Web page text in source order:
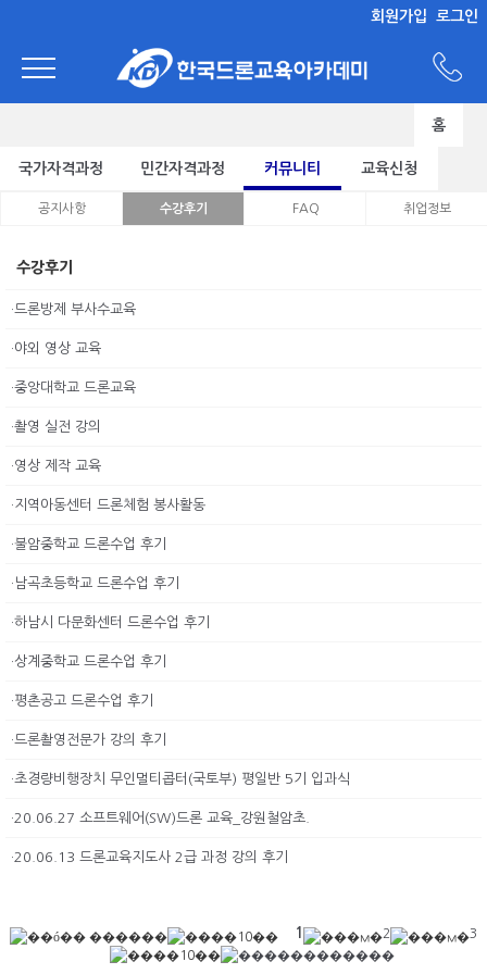
회원가입 로그인
홈
국가자격과정 민간자격과정 커뮤니티 교육신청
공지사항 수강후기 FAQ 취업정보
수강후기
·드론방제 부사수교육
·야외 영상 교육
·중앙대학교 드론교육
·촬영 실전 강의
·영상 제작 교육
·지역아동센터 드론체험 봉사활동
·불암중학교 드론수업 후기
·남곡초등학교 드론수업 후기
·하남시 다문화센터 드론수업 후기
·상계중학교 드론수업 후기
·평촌공고 드론수업 후기
·드론촬영전문가 강의 후기
·초경량비행장치 무인멀티콥터(국토부) 평일반 5기 입과식
·20.06.27 소프트웨어(SW)드론 교육_강원철암초.
·20.06.13 드론교육지도사 2급 과정 강의 후기
1 2 3